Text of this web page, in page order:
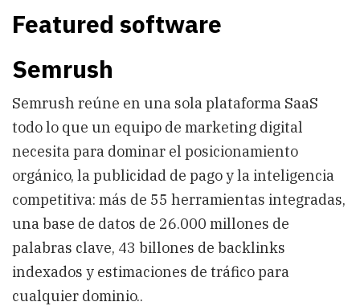
Featured software
Semrush
Semrush reúne en una sola plataforma SaaS
todo lo que un equipo de marketing digital
necesita para dominar el posicionamiento
orgánico, la publicidad de pago y la inteligencia
competitiva: más de 55 herramientas integradas,
una base de datos de 26.000 millones de
palabras clave, 43 billones de backlinks
indexados y estimaciones de tráfico para
cualquier dominio..